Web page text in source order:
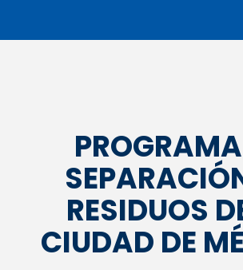
RESIDUOS
CIUDAD DE